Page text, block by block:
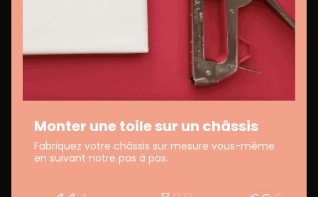
Monter une toile sur un châssis
Fabriquez votre châssis sur mesure vous-même
en suivant notre pas à pas.